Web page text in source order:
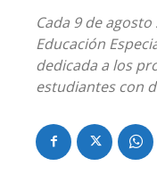
Cada 9 de
Educación
dedicada a los
estudiantes con